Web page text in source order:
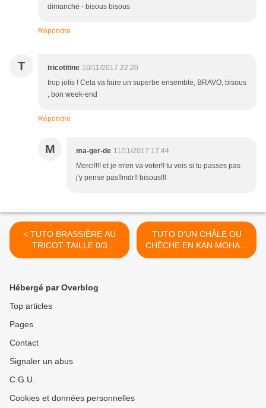
dimanche - bisous bisous
Répondre
T tricotitine 10/11/2017 22:20
trop jolis ! Cela va faire un superbe ensemble, BRAVO, bisous
, bon week-end
Répondre
M ma-ger-de 11/11/2017 17:44
Merci!!!! et je m'en va voter!! tu vois si tu passes pas
j'y pense pas!!mdr!! bisous!!!
< TUTO BRASSIÈRE AU
TRICOT TAILLE 0/3
MOIS...
TUTO D'UN CHÂLE OU
CHÈCHE EN KAN MOHAIR
>
Hébergé par Overblog
Top articles
Pages
Contact
Signaler un abus
C.G.U.
Cookies et données personnelles